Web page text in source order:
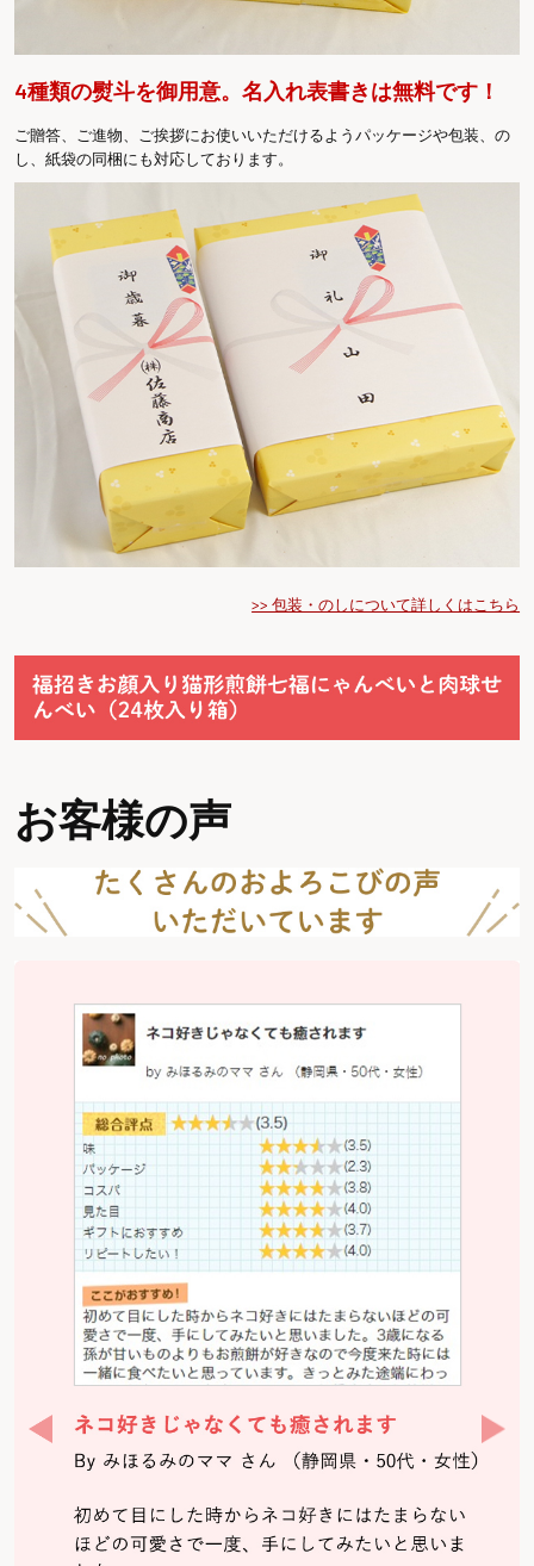
4種類の熨斗を御用意。名入れ表書きは無料です！
ご贈答、ご進物、ご挨拶にお使いいただけるようパッケージや包装、の
し、紙袋の同梱にも対応しております。
>> 包装・のしについて詳しくはこちら
お客様の声